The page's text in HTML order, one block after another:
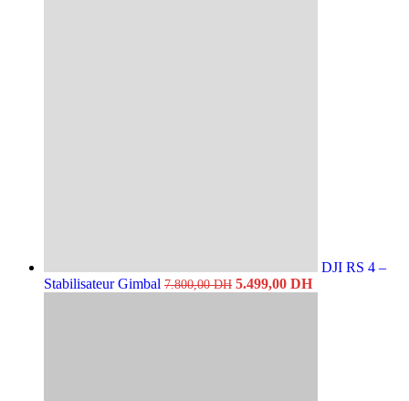
DJI RS 4 –
Stabilisateur Gimbal 7.800,00DH Le
5.499,00 DHLe